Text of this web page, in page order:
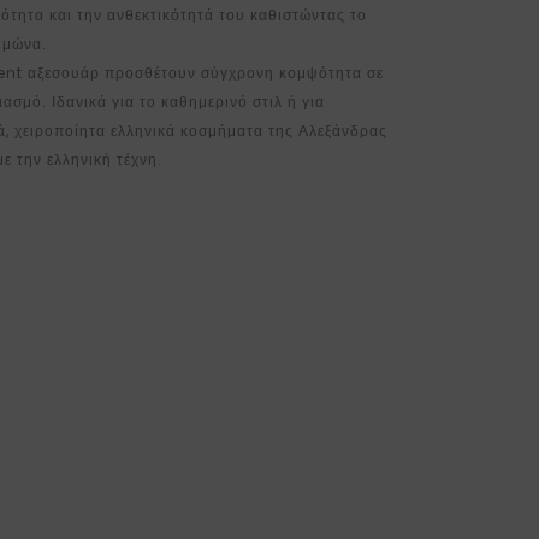
και την ανθεκτικότητά του καθιστώντας το
αξεσουάρ προσθέτουν σύγχρονη κομψότητα σε
Ιδανικά για το καθημερινό στιλ ή για
χειροποίητα ελληνικά κοσμήματα της Αλεξάνδρας
την ελληνική τέχνη.